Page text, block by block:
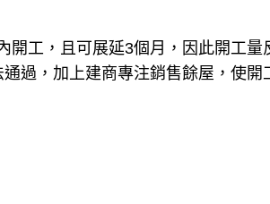
開工，且可展延3個月，因此開工量
過，加上建商專注銷售餘屋，使開